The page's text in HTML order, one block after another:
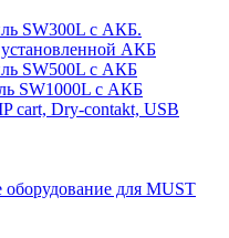
SW300L с АКБ.
АКБ
SW500L с АКБ
SW1000L с АКБ
cart, Dry-contakt, USB
оборудование для MUST